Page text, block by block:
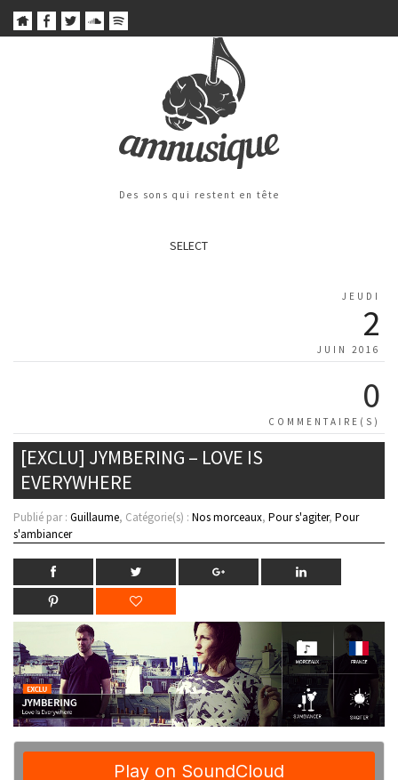
Des sons qui restent en tête
SELECT
JEUDI
2
JUIN 2016
0
COMMENTAIRE(S)
[EXCLU] JYMBERING – LOVE IS
EVERYWHERE
Publié par : Guillaume, Catégorie(s) : Nos morceaux, Pour s'agiter, Pour
s'ambiancer